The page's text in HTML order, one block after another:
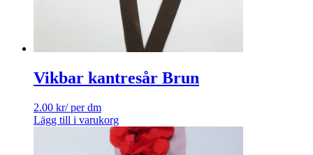
Vikbar kantresår Brun
2.00 kr/ per dm
Lägg till i varukorg